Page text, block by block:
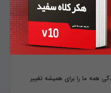
همه ما را برای همیشه تغییر